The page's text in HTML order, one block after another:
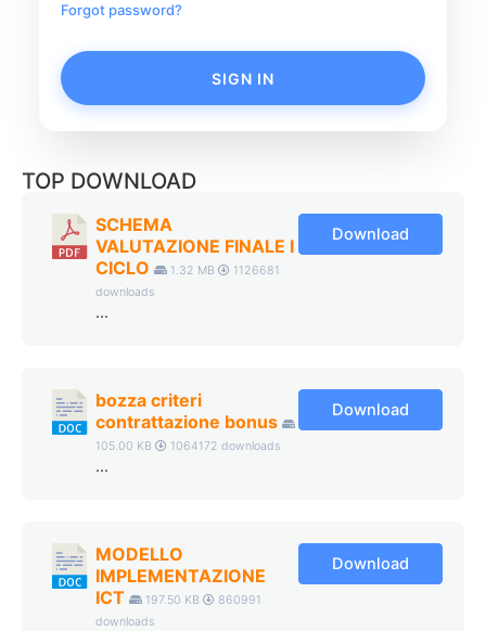
Forgot password?
SIGN IN
TOP DOWNLOAD
SCHEMA
VALUTAZIONE FINALE I
CICLO
1.32 MB
1126681
downloads
...
Download
bozza criteri
contrattazione bonus
105.00 KB 1064172 downloads
...
Download
MODELLO
IMPLEMENTAZIONE
ICT
197.50 KB
860991
downloads
Download